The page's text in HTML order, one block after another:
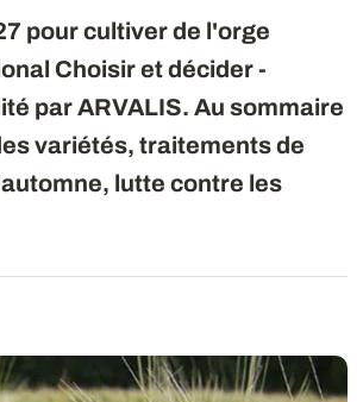
pour cultiver de l'orge
Choisir et décider -
par ARVALIS. Au sommaire
variétés, traitements de
lutte contre les